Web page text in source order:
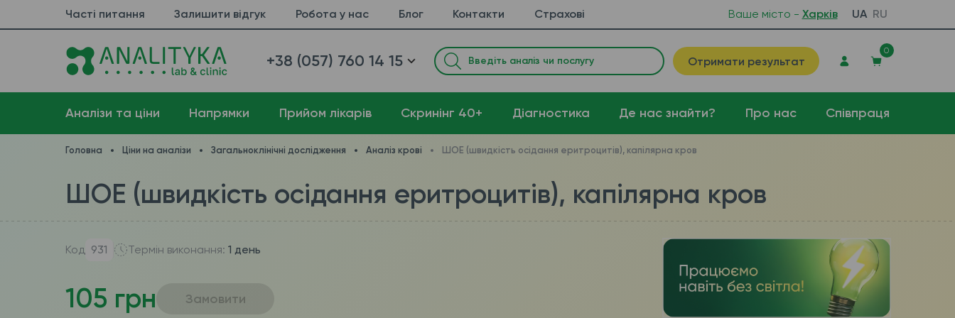
Часті питання Залишити відгук Робота у нас Блог Контакти Страхові Ваше місто - Харків UA RU
+38 (057) 760 14 15 Отримати результат
0
Аналізи та ціни Напрямки Прийом лікарів Cкринінг 40+ Діагностика Де нас знайти? Про нас Співпраця
Головна Ціни на аналізи Загальноклінічні дослідження Аналіз крові ШОЕ (швидкість осідання еритроцитів), капілярна кров
ШОЕ (швидкість осідання еритроцитів), капілярна кров
Код 931 Термін виконання: 1 день
105 грн Замовити